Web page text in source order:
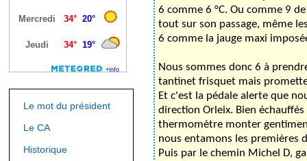
Le mot du président
Le CA
Historique
6 comme 6 °C. Ou comme 9
tout sur son passage, même
6 comme la jauge maxi
Nous sommes donc 6 à
tantinet frisquet mais
Et c'est la pédale alerte que
direction Orleix. Bien
thermomètre monter
nous entamons les premières
Puis par le chemin Michel D,